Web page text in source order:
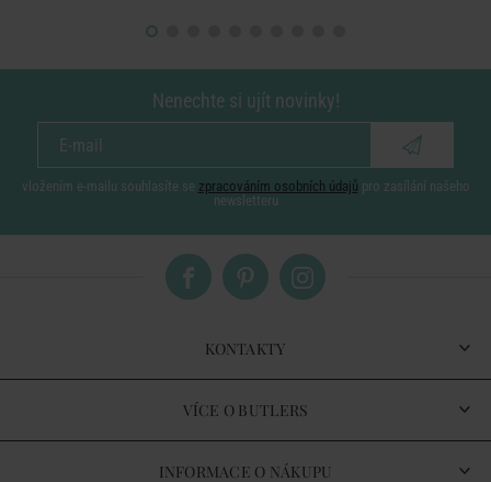
Nenechte si ujít novinky!
vložením e-mailu souhlasíte se zpracováním osobních údajů pro zasílání našeho
newsletteru
KONTAKTY
VÍCE O BUTLERS
INFORMACE O NÁKUPU